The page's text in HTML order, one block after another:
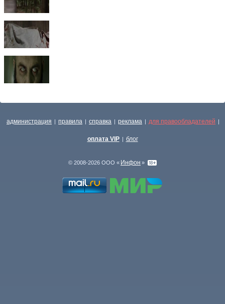
администрация | правила | справка | реклама | для правообладателей |
оплата VIP | блог
© 2008-2026 ООО « Инфон »